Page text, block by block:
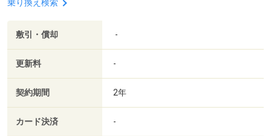
乗り換え検索
敷引・償却 -
更新料 -
契約期間 2年
カード決済 -